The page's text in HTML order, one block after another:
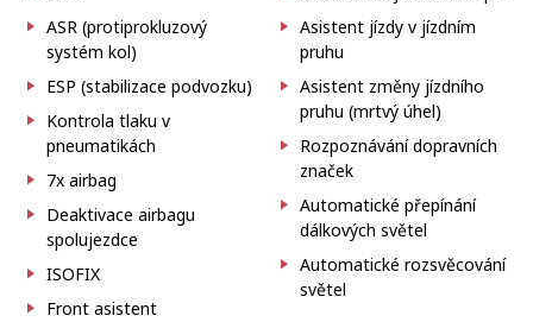
ASR (protiprokluzový
systém kol)
ESP (stabilizace podvozku)
Kontrola tlaku v
pneumatikách
7x airbag
Deaktivace airbagu
spolujezdce
ISOFIX
Front asistent
Asistent jízdy v jízdním
pruhu
Asistent změny jízdního
pruhu (mrtvý úhel)
Rozpoznávání dopravních
značek
Automatické přepínání
dálkových světel
Automatické rozsvěcování
světel